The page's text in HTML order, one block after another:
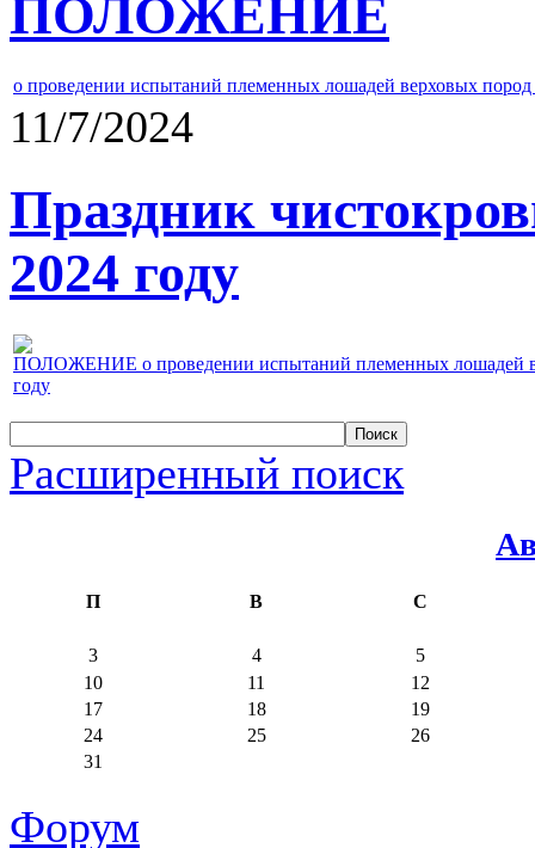
ПОЛОЖЕНИЕ
о проведении испытаний племенных лошадей верховых
11/7/2024
Праздник
2024 году
ПОЛОЖЕНИЕ о проведении испытаний племенных лошадей
году
Расширенный поиск
П В С
3 4
5
10
11
12
17
18
19
24
25
26
31
Форум